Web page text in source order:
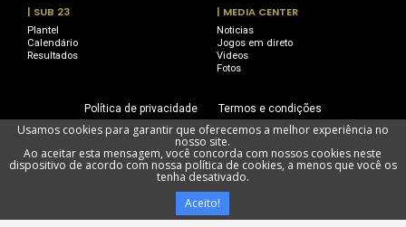
| SUB 23
Plantel
Calendário
Resultados
| MEDIA CENTER
Noticias
Jogos em direto
Videos
Fotos
Política de privacidade
Termos e condições
Utilização de cookies
Livro de Reclamações
Portimonense Futebol SAD @ Todos os direitos reservados
Usamos cookies para garantir que oferecemos a melhor experiência no
nosso site.
Ao aceitar esta mensagem, você concorda com nossos cookies neste
dispositivo de acordo com nossa política de cookies, a menos que você os
tenha desativado.
Aceito!